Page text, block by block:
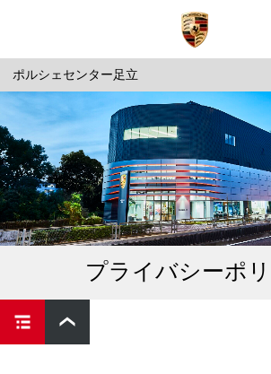
ポルシェセンター足立
プライバシーポ